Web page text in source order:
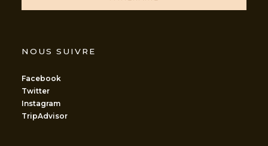
NOUS SUIVRE
Facebook
Twitter
Instagram
TripAdvisor